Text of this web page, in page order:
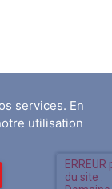
services. En
utilisation